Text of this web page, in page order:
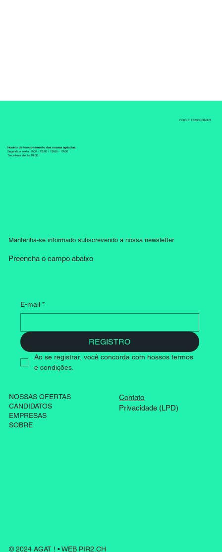
FIXO E TEMPORÁRIO
Mantenha-se informado subscrevendo a nossa newsletter
Preencha o campo abaixo
E-mail *
REGISTRO
Ao se registrar, você concorda com nossos termos
e condições.
Horário de funcionamento das nossas agências:
Segunda a sexta: 8h00 - 12h00 / 13h30 - 17h30.
Terça-feira até às 18h30.
NOSSAS OFERTAS
CANDIDATOS
EMPRESAS
SOBRE
Contato
Privacidade (LPD)
© 2024 AGAT ! • WEB PIR2.CH